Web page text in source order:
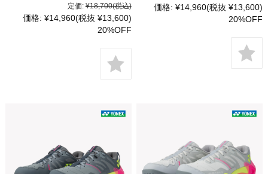
定価: ¥18,700(税込)
価格: ¥14,960(税抜 ¥13,600)
20%OFF
価格: ¥14,960(税抜 ¥13,600)
20%OFF